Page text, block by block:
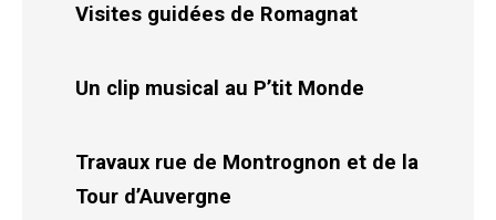
Visites guidées de Romagnat
Un clip musical au P’tit Monde
Travaux rue de Montrognon et de la
Tour d’Auvergne